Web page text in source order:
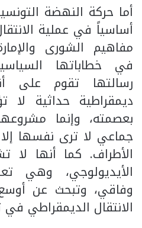
أما حركة النهضة
أساسياً في عملية
مفاهيم الشورى
في خطاباتها
رسالتها تقوم على
ديمقراطية حداثية لا
بعصمته، وإنما
جماعي لا ترى نفسها
الأطراف. كما أنها لا
الأيديولوجي، وهي
وفاقي، وتبحث عن
الانتقال الديمقراطي في